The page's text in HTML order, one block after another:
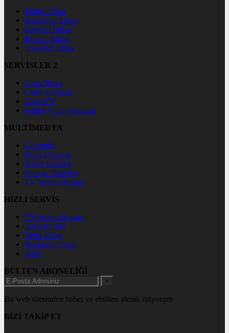
Futbol İddaa
Basketbol İddaa
Hentbol İddaa
Bilardo İddaa
Voleybol İddaa
SERVİSLER 2
Canlı Borsa
Canlı Sonuçlar
Canlı TV
Futbol Canlı Sonuçlar
MULTİMEDYA
Gazeteler
Hava Durumu
Haber Gönder
Namaz Vakitleri
TV Yayın Akışları
HIZLI SERVİS
TV Yayın Akışları
Yazarlar Site
Tenis İddaa
Basketbol Canlı
AMP
BÜLTEN ABONELİĞİ
+
Bu web sitesinden haber ve ebülten almak istiyorum
BİZİ TAKİP ET